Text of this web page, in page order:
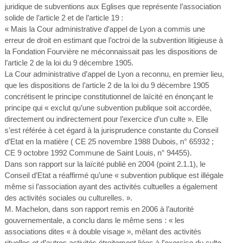
juridique de subventions aux Eglises que représente l’association
solide de l’article 2 et de l’article 19 :
« Mais la Cour administrative d’appel de Lyon a commis une
erreur de droit en estimant que l’octroi de la subvention litigieuse à
la Fondation Fourvière ne méconnaissait pas les dispositions de
l’article 2 de la loi du 9 décembre 1905.
La Cour administrative d’appel de Lyon a reconnu, en premier lieu,
que les dispositions de l’article 2 de la loi du 9 décembre 1905
concrétisent le principe constitutionnel de laïcité en énonçant le
principe qui « exclut qu’une subvention publique soit accordée,
directement ou indirectement pour l’exercice d’un culte ». Elle
s’est référée à cet égard à la jurisprudence constante du Conseil
d’Etat en la matière ( CE 25 novembre 1988 Dubois, n° 65932 ;
CE 9 octobre 1992 Commune de Saint Louis, n° 94455).
Dans son rapport sur la laïcité publié en 2004 (point 2.1.1), le
Conseil d’Etat a réaffirmé qu’une « subvention publique est illégale
même si l’association ayant des activités cultuelles a également
des activités sociales ou culturelles. ».
M. Machelon, dans son rapport remis en 2006 à l’autorité
gouvernementale, a conclu dans le même sens : « les
associations dites « à double visage », mêlant des activités